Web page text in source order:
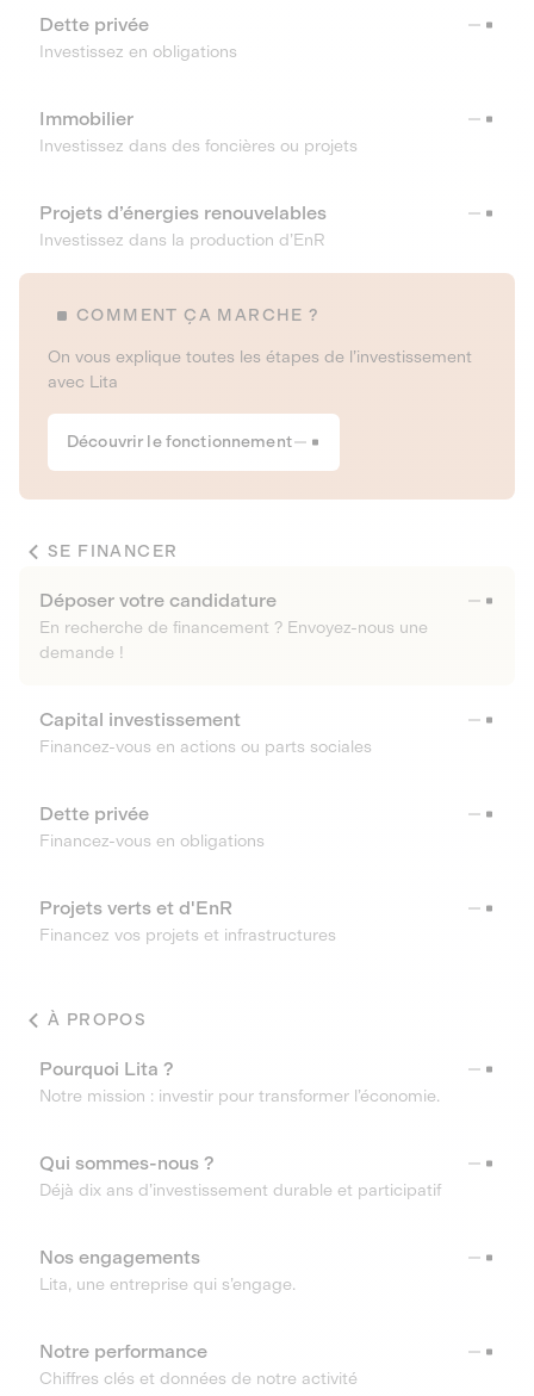
Dette privée
Investissez en obligations
Immobilier
Investissez dans des foncières ou projets
Projets d’énergies renouvelables
Investissez dans la production d’EnR
COMMENT ÇA MARCHE ?
On vous explique toutes les étapes de l’investissement
avec Lita
Découvrir le fonctionnement
SE FINANCER
Déposer votre candidature
En recherche de financement ? Envoyez-nous une
demande !
Capital investissement
Financez-vous en actions ou parts sociales
Dette privée
Financez-vous en obligations
Projets verts et d'EnR
Financez vos projets et infrastructures
À PROPOS
Pourquoi Lita ?
Notre mission : investir pour transformer l’économie.
Qui sommes-nous ?
Déjà dix ans d’investissement durable et participatif
Nos engagements
Lita, une entreprise qui s’engage.
Notre performance
Chiffres clés et données de notre activité